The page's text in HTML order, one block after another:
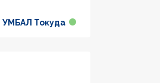
УМБАЛ Токуда